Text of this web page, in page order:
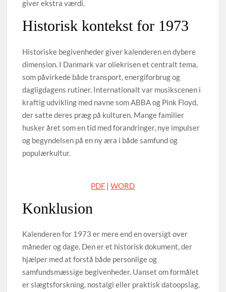
giver ekstra værdi.
Historisk kontekst for 1973
Historiske begivenheder giver kalenderen en dybere
dimension. I Danmark var oliekrisen et centralt tema,
som påvirkede både transport, energiforbrug og
dagligdagens rutiner. Internationalt var musikscenen i
kraftig udvikling med navne som ABBA og Pink Floyd,
der satte deres præg på kulturen. Mange familier
husker året som en tid med forandringer, nye impulser
og begyndelsen på en ny æra i både samfund og
populærkultur.
PDF |WORD
Konklusion
Kalenderen for 1973 er mere end en oversigt over
måneder og dage. Den er et historisk dokument, der
hjælper med at forstå både personlige og
samfundsmæssige begivenheder. Uanset om formålet
er slægtsforskning, nostalgi eller praktisk datoopslag,